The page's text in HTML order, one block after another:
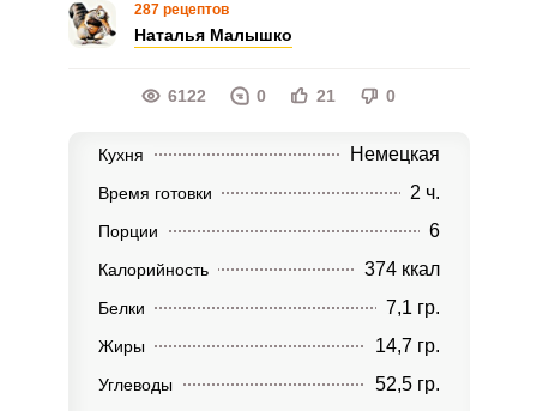
287 рецептов
Наталья Малышко
6122 0 21 0
Кухня Немецкая
Время готовки 2 ч.
Порции 6
Калорийность 374 ккал
Белки 7,1 гр.
Жиры 14,7 гр.
Углеводы 52,5 гр.